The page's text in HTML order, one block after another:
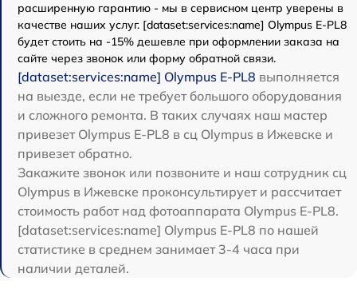
расширенную гарантию - мы в сервисном центр уверены в
качестве наших услуг. [dataset:services:name] Olympus E-PL8
будет стоить на -15% дешевле при оформлении заказа на
сайте через звонок или форму обратной связи.
[dataset:services:name] Olympus E-PL8 выполняется
на выезде, если не требует большого оборудования
и сложного ремонта. В таких случаях наш мастер
привезет Olympus E-PL8 в сц Olympus в Ижевске и
привезет обратно.
Закажите звонок или позвоните и наш сотрудник сц
Olympus в Ижевске проконсультирует и рассчитает
стоимость работ над фотоаппарата Olympus E-PL8.
[dataset:services:name] Olympus E-PL8 по нашей
статистике в среднем занимает 3-4 часа при
наличии деталей.